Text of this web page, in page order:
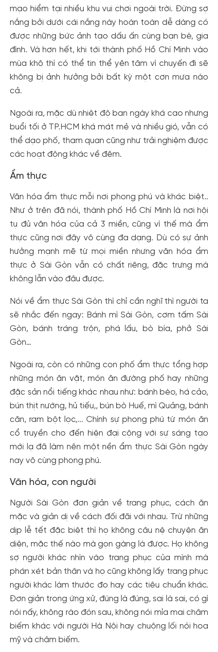
mạo hiểm tại nhiều khu vui chơi ngoài trời. Đừng sợ
nắng bởi dưới cái nắng này hoàn toàn dễ dàng có
được những bức ảnh tạo dấu ấn cùng bạn bè, gia
đình. Và hơn hết, khi tới thành phố Hồ Chí Minh vào
mùa khô thì có thể tin thể yên tâm vì chuyến đi sẽ
không bị ảnh hưởng bởi bất kỳ một cơn mưa nào
cả.
Ngoài ra, mặc dù nhiệt độ ban ngày khá cao nhưng
buổi tối ở TP.HCM khá mát mẻ và nhiều gió, vẫn có
thể dạo phố, tham quan cũng như trải nghiệm được
các hoạt động khác về đêm.
Ẩm thực
Văn hóa ẩm thực mỗi nơi phong phú và khác biệt..
Như ở trên đã nói, thành phố Hồ Chí Minh là nơi hội
tụ đủ văn hóa của cả 3 miền, cũng vì thế mà ẩm
thực cũng nơi đây vô cùng đa dạng. Dù có sự ảnh
hưởng mạnh mẽ từ mọi miền nhưng văn hóa ẩm
thực ở Sài Gòn vẫn có chất riêng, đặc trưng mà
không lẫn vào đâu được.
Nói về ẩm thực Sài Gòn thì chỉ cần nghĩ thì người ta
sẽ nhắc đến ngay: Bánh mì Sài Gòn, cơm tấm Sài
Gòn, bánh tráng trộn, phá lấu, bò bía, phở Sài
Gòn…
Ngoài ra, còn có những con phố ẩm thực tổng hợp
những món ăn vặt, món ăn đường phố hay những
đặc sản nổi tiếng khác nhau như: bánh bèo, há cảo,
bún thịt nướng, hủ tiếu,, bún bò Huế, mì Quảng, bánh
căn, ram bột lọc,... Chính sự phong phú từ món ăn
cổ truyền cho đến hiện đại cộng với sự sáng tạo
mới lạ đã làm nên một nền ẩm thực Sài Gòn ngày
nay vô cùng phong phú.
Văn hóa, con người
Người Sài Gòn đơn giản về trang phục, cách ăn
mặc và giản dị về cách đối đãi với nhau. Trừ những
dịp lễ tết đặc biệt thì họ không câu nệ chuyện ăn
diện, mặc thế nào mà gọn gàng là được. Họ không
sợ người khác nhìn vào trang phục của mình mà
phán xét bản thân và họ cũng không lấy trang phục
người khác làm thước đo hay các tiêu chuẩn khác.
Đơn giản trong ứng xử, đúng là đúng, sai là sai, có gì
nói nấy, không rào đón sau, không nói mỉa mai châm
biếm khác với người Hà Nội hay chuộng lối nói hoa
mỹ và châm biếm.